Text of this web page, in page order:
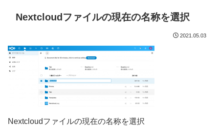
Nextcloudファイルの現在の名称を選択
2021.05.03
Nextcloudファイルの現在の名称を選択